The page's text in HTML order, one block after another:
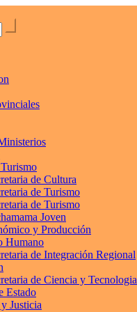
de Cultura
de Turismo
de Turismo
Joven
y Producción
Humano
de Integración Regional
de Ciencia y Tecnologia
Estado
Justicia